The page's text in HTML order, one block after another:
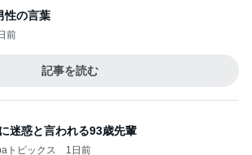
トピックス 1日前